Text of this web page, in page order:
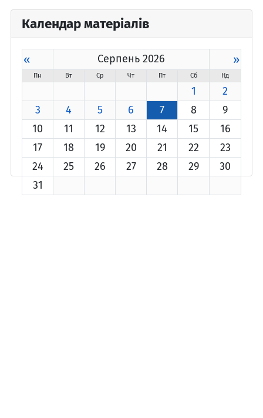
Календар матеріалів
« Серпень 2026 »
Пн Вт Ср Чт Пт Сб Нд
1
2
3
4 5 6 7 8
9
10
11 12 13 14 15
16
17
18 19 20 21 22
23
24
25 26 27 28 29
30
31